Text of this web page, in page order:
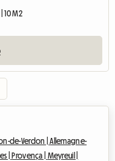
10 M2
de-Verdon |Allemagne-
| Provença | Meyreuil |